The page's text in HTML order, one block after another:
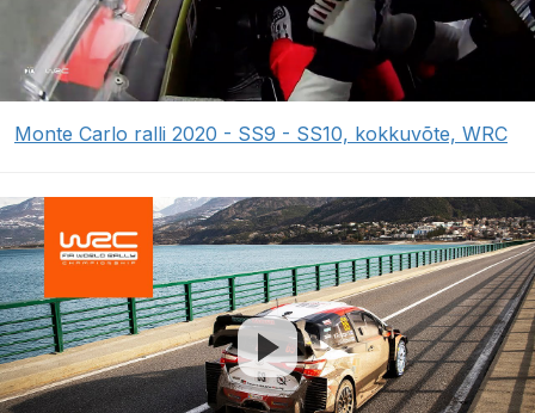
Monte Carlo ralli 2020 - SS9 - SS10, kokkuvõte, WRC